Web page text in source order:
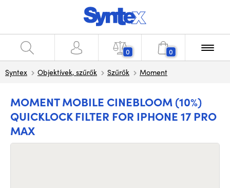
0 0
Syntex Objektívek, szűrők Szűrők Moment
MOMENT MOBILE CINEBLOOM (10%)
QUICKLOCK FILTER FOR IPHONE 17 PRO
MAX